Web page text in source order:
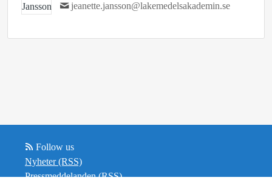
jeanette.jansson@lakemedelsakademin.se
Follow us
Nyheter (RSS)
Pressmeddelanden (RSS)